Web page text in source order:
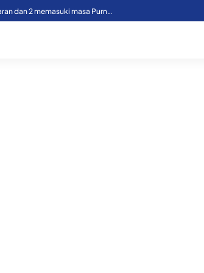
49 Personil Polres Sergai melaksanakan Rotasi Penyegaran dan 2 memasuki masa Purnawirawan